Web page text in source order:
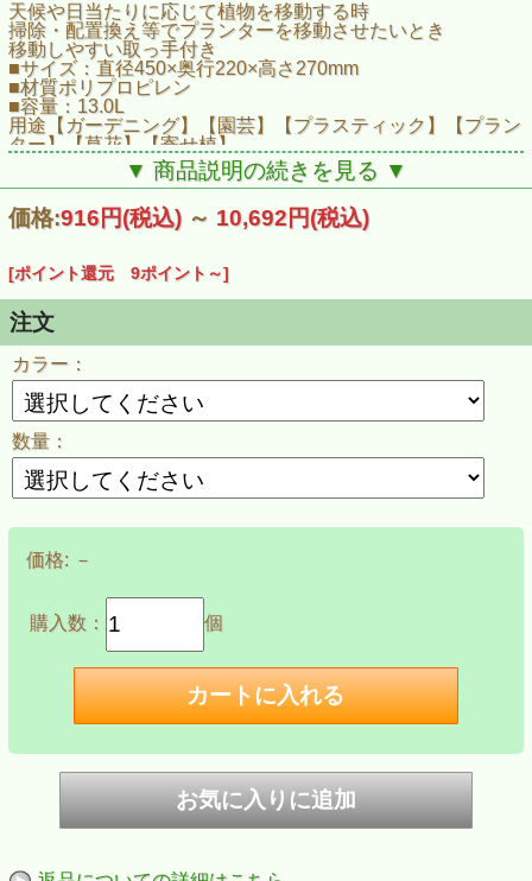
天候や日当たりに応じて植物を移動する時
掃除・配置換え等でプランターを移動させたいとき
移動しやすい取っ手付き
■サイズ：直径450×奥行220×高さ270mm
■材質ポリプロピレン
■容量：13.0L
用途【ガーデニング】【園芸】【プラスティック】【プラン
ター】【草花】【寄せ植】
▼ 商品説明の続きを見る ▼
価格:916円(税込) ～ 10,692円(税込)
[ポイント還元 9ポイント～]
注文
カラー：
数量：
価格:－
購入数： 個